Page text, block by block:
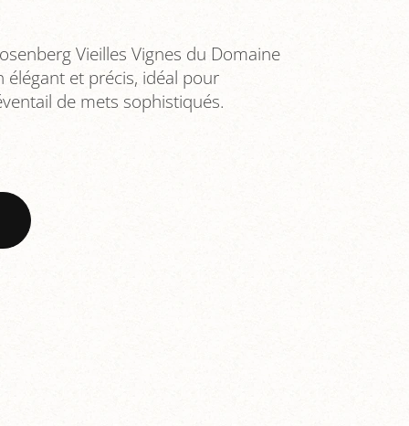
Vieilles Vignes du Domaine
et précis, idéal pour
de mets sophistiqués.